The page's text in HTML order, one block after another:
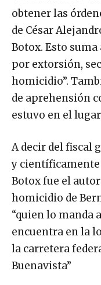
obtener las
de César
Botox. Esto
por extorsión,
homicidio”.
de aprehensión
estuvo en el
A decir del fiscal
y científicamente
Botox fue el
homicidio de
“quien lo manda
encuentra en la
la carretera
Buenavista”